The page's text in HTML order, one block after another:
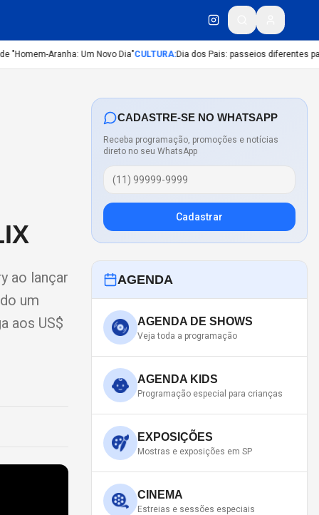
Aranha: Um Novo Dia"CULTURA:Dia dos Pais: passeios diferentes
ao lançar
um
aos US$
CADASTRE-SE NO WHATSAPP
Receba programação, promoções e notícias
direto no seu WhatsApp
Cadastrar
AGENDA
AGENDA DE SHOWS
Veja toda a programação
AGENDA KIDS
Programação especial para crianças
EXPOSIÇÕES
Mostras e exposições em SP
CINEMA
Estreias e sessões especiais